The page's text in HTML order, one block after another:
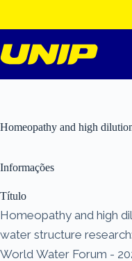
o
conteúdo
Homeopathy and high
Informações
Título
Homeopathy and high
water structure
World Water Forum -